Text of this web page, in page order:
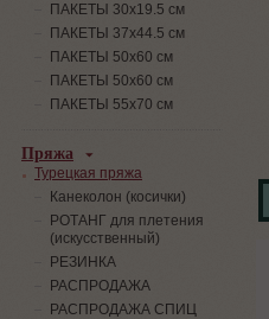
ПАКЕТЫ 30х19.5 см
ПАКЕТЫ 37х44.5 см
ПАКЕТЫ 50х60 см
ПАКЕТЫ 50х60 см
ПАКЕТЫ 55х70 см
Пряжа
Турецкая пряжа
Канеколон (косички)
РОТАНГ для плетения
(искусственный)
PЕЗИНКА
РАСПРОДАЖА
РАСПРОДАЖА СПИЦ